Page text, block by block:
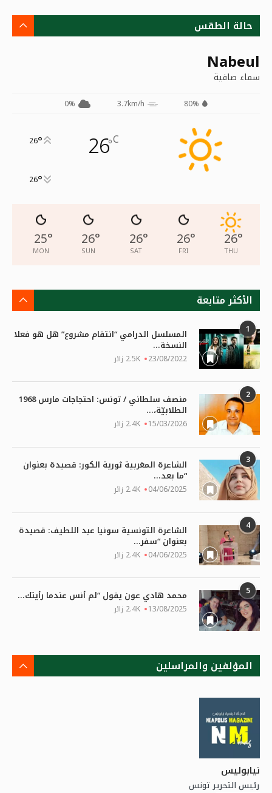
حالة الطقس
Nabeul
سماء صافية
80%
3.7km/h
0%
26°C
26°
26°
26°
THU
26°
FRI
26°
SAT
26°
SUN
25°
MON
الأكثر متابعة
1 المسلسل الدرامي “انتقام مشروع” هل هو فعلا
النسخة...
23/08/2022 2.5K زائر
2 منصف سلطاني / تونس: احتجاجات مارس 1968
الطلابيّة،...
15/03/2026 2.4K زائر
3 الشاعرة المغربية ثورية الكور: قصيدة بعنوان
“ما بعد...
04/06/2025 2.4K زائر
4 الشاعرة التونسية سونيا عبد اللطيف: قصيدة
بعنوان “سفر...
04/06/2025 2.4K زائر
5 محمد هادي عون يقول “لم أنس عندما رأيتك...
13/08/2025 2.4K زائر
المؤلفين والمراسلين
نيابوليس
رئيس التحرير تونس